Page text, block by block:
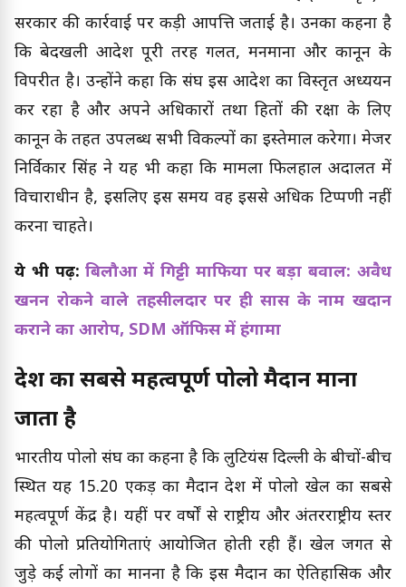
सरकार की कार्रवाई पर कड़ी आपत्ति जताई है। उनका कहना है
कि बेदखली आदेश पूरी तरह गलत, मनमाना और कानून के
विपरीत है। उन्होंने कहा कि संघ इस आदेश का विस्तृत अध्ययन
कर रहा है और अपने अधिकारों तथा हितों की रक्षा के लिए
कानून के तहत उपलब्ध सभी विकल्पों का इस्तेमाल करेगा। मेजर
निर्विकार सिंह ने यह भी कहा कि मामला फिलहाल अदालत में
विचाराधीन है, इसलिए इस समय वह इससे अधिक टिप्पणी नहीं
करना चाहते।
ये भी पढ़ें: बिलौआ में गिट्टी माफिया पर बड़ा बवाल: अवैध
खनन रोकने वाले तहसीलदार पर ही सास के नाम खदान
कराने का आरोप, SDM ऑफिस में हंगामा
देश का सबसे महत्वपूर्ण पोलो मैदान माना
जाता है
भारतीय पोलो संघ का कहना है कि लुटियंस दिल्ली के बीचों-बीच
स्थित यह 15.20 एकड़ का मैदान देश में पोलो खेल का सबसे
महत्वपूर्ण केंद्र है। यहीं पर वर्षों से राष्ट्रीय और अंतरराष्ट्रीय स्तर
की पोलो प्रतियोगिताएं आयोजित होती रही हैं। खेल जगत से
जुड़े कई लोगों का मानना है कि इस मैदान का ऐतिहासिक और